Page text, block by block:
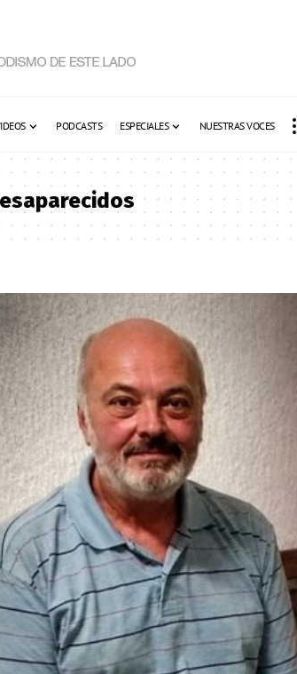
PODCASTS ESPECIALES NUESTRAS VOCES